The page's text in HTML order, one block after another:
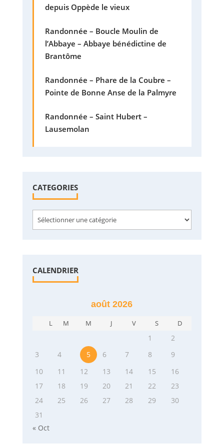
depuis Oppède le vieux
Randonnée – Boucle Moulin de
l’Abbaye – Abbaye bénédictine de
Brantôme
Randonnée – Phare de la Coubre –
Pointe de Bonne Anse de la Palmyre
Randonnée – Saint Hubert –
Lausemolan
CATEGORIES
Categories
CALENDRIER
août 2026
L M M J V S D
1
2
3
4 5 6 7 8
9
10
11 12 13 14 15
16
17
18 19 20 21 22
23
24
25 26 27 28 29
30
31
« Oct